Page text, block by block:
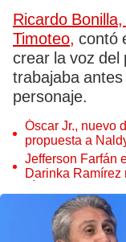
Ricardo
Timoteo, contó
crear la voz del
trabajaba
personaje.
Óscar Jr., nuevo
propuesta a
tocamientos
Jefferson Farfán
Darinka Ramírez